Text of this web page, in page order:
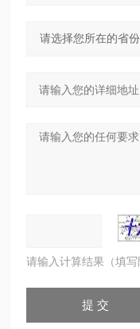
请输入计算结果（填